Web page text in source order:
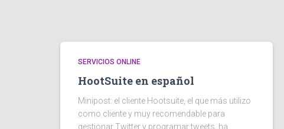
SERVICIOS ONLINE
HootSuite en español
Minipost: el cliente Hootsuite, el que más utilizo
como cliente y muy recomendable para
gestionar Twitter y programar tweets, ha